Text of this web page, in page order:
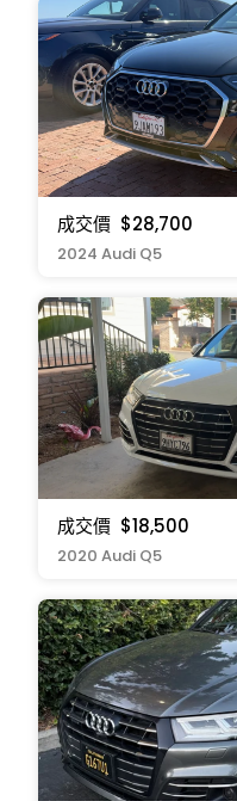
成交價 $28,700
2024 Audi Q5
成交價 $18,500
2020 Audi Q5